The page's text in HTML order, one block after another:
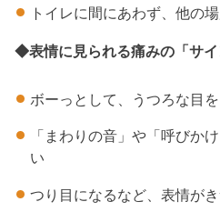
トイレに間にあわず、他の
◆表情に見られる痛みの「サイ
ボーっとして、うつろな目
「まわりの音」や「呼びか
い
つり目になるなど、表情が